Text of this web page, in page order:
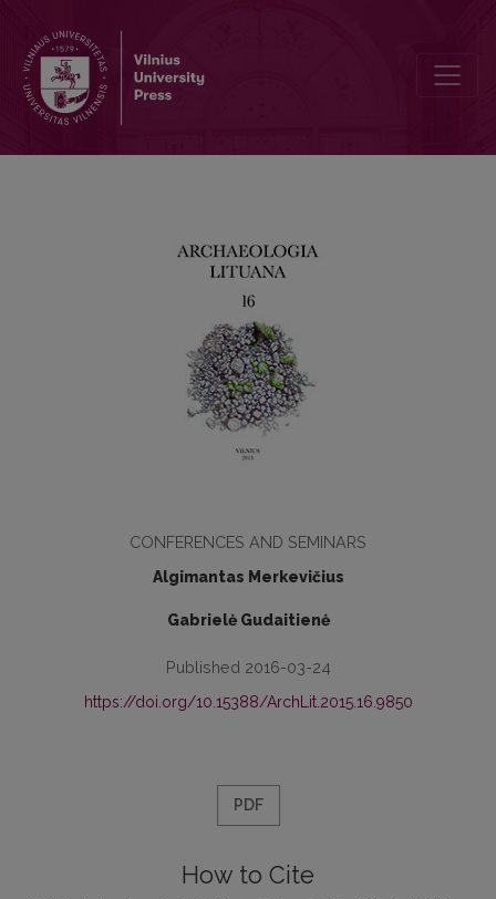
CONFERENCES AND SEMINARS
Algimantas Merkevičius
Gabrielė Gudaitienė
Published 2016-03-24
https://doi.org/10.15388/ArchLit.2015.16.9850
PDF
How to Cite